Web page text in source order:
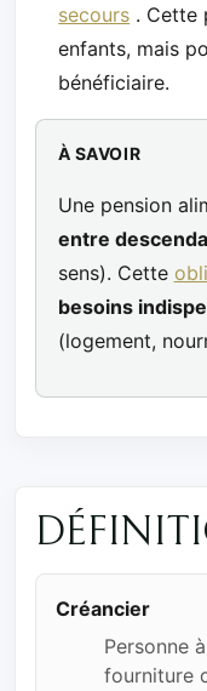
secours . Cette
enfants, mais
bénéficiaire.
À SAVOIR
Une pension
entre
sens). Cette
besoins
(logement,
Créancier
Personne
fourniture